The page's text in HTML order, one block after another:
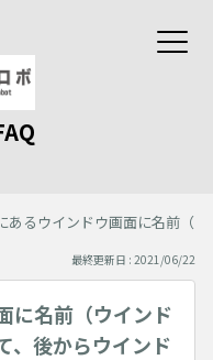
あるウインドウ画面に名前（
最終更新日 : 2021/06/22
に名前（ウインド
、後からウインド